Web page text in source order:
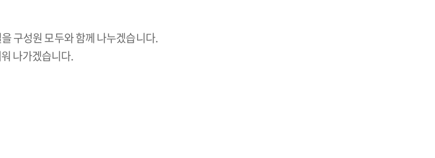
구성원 모두와 함께 나누겠습니다.
나가겠습니다.